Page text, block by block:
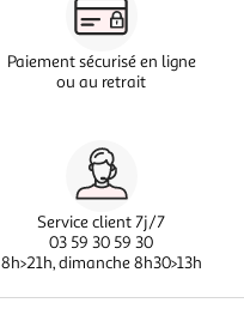
Paiement sécurisé en ligne
ou au retrait
Service client 7j/7
03 59 30 59 30
8h>21h, dimanche 8h30>13h